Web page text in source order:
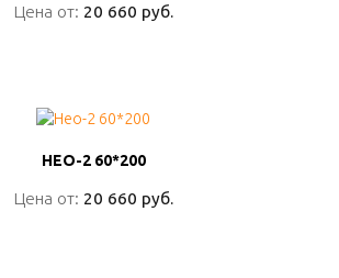
Цена от: 20 660 руб.
Цена от: 20 660 руб.
НЕО-2 60*200
Цена от: 20 660 руб.
НЕО-2 60*200
Цена от: 20 660 руб.